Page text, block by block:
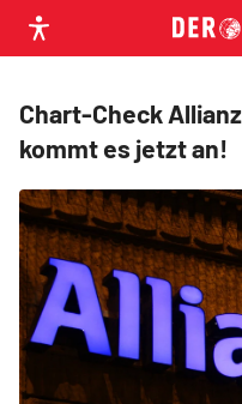
Chart-Check
kommt es jetzt an!